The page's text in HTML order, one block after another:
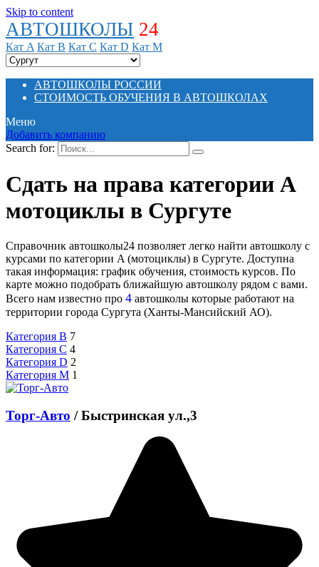
Skip to content
АВТОШКОЛЫ 24
Кат A Кат B Кат C Кат D Кат M
АВТОШКОЛЫ РОССИИ
СТОИМОСТЬ ОБУЧЕНИЯ В АВТОШКОЛАХ
Меню
Добавить компанию
Search for:
Сдать на права категории A
мотоциклы в Сургуте
Справочник автошколы24 позволяет легко найти автошколу с
курсами по категории A (мотоциклы) в Сургуте. Доступна
такая информация: график обучения, стоимость курсов. По
карте можно подобрать ближайшую автошколу рядом с вами.
Всего нам известно про 4 автошколы которые работают на
территории города Сургута (Ханты-Мансийский АО).
Категория B 7
Категория C 4
Категория D 2
Категория M 1
Торг-Авто /Быстринская ул.,3